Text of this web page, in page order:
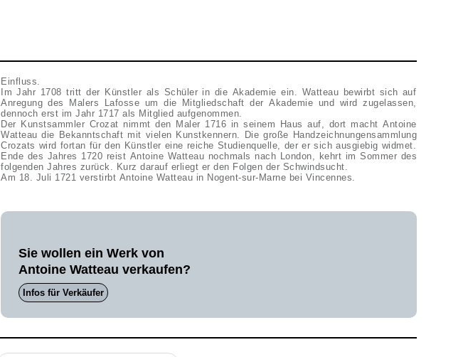
Einfluss.
Im Jahr 1708 tritt der Künstler als Schüler in die Akademie ein. Watteau bewirbt sich auf
Anregung des Malers Lafosse um die Mitgliedschaft der Akademie und wird zugelassen,
dennoch erst im Jahr 1717 als Mitglied aufgenommen.
Der Kunstsammler Crozat nimmt den Maler 1716 in seinem Haus auf, dort macht Antoine
Watteau die Bekanntschaft mit vielen Kunstkennern. Die große Handzeichnungensammlung
Crozats wird fortan für den Künstler eine reiche Studienquelle, der er sich ausgiebig widmet.
Ende des Jahres 1720 reist Antoine Watteau nochmals nach London, kehrt im Sommer des
folgenden Jahres zurück. Kurz darauf erliegt er den Folgen der Schwindsucht.
Am 18. Juli 1721 verstirbt Antoine Watteau in Nogent-sur-Marne bei Vincennes.
Sie wollen ein Werk von
Antoine Watteau verkaufen?
Infos für Verkäufer